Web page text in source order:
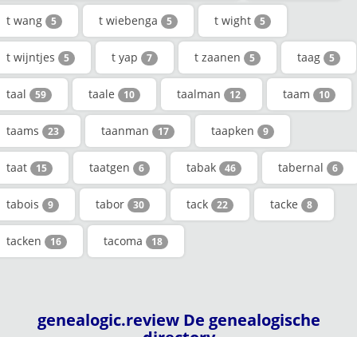
t wang 5 t wiebenga 5 t wight 5
t wijntjes 5 t yap 7 t zaanen 5 taag 5
taal 59 taale 10 taalman 12 taam 10
taams 23 taanman 17 taapken 9
taat 15 taatgen 6 tabak 46 tabernal 6
tabois 9 tabor 30 tack 22 tacke 8
tacken 16 tacoma 18
genealogic.review De genealogische